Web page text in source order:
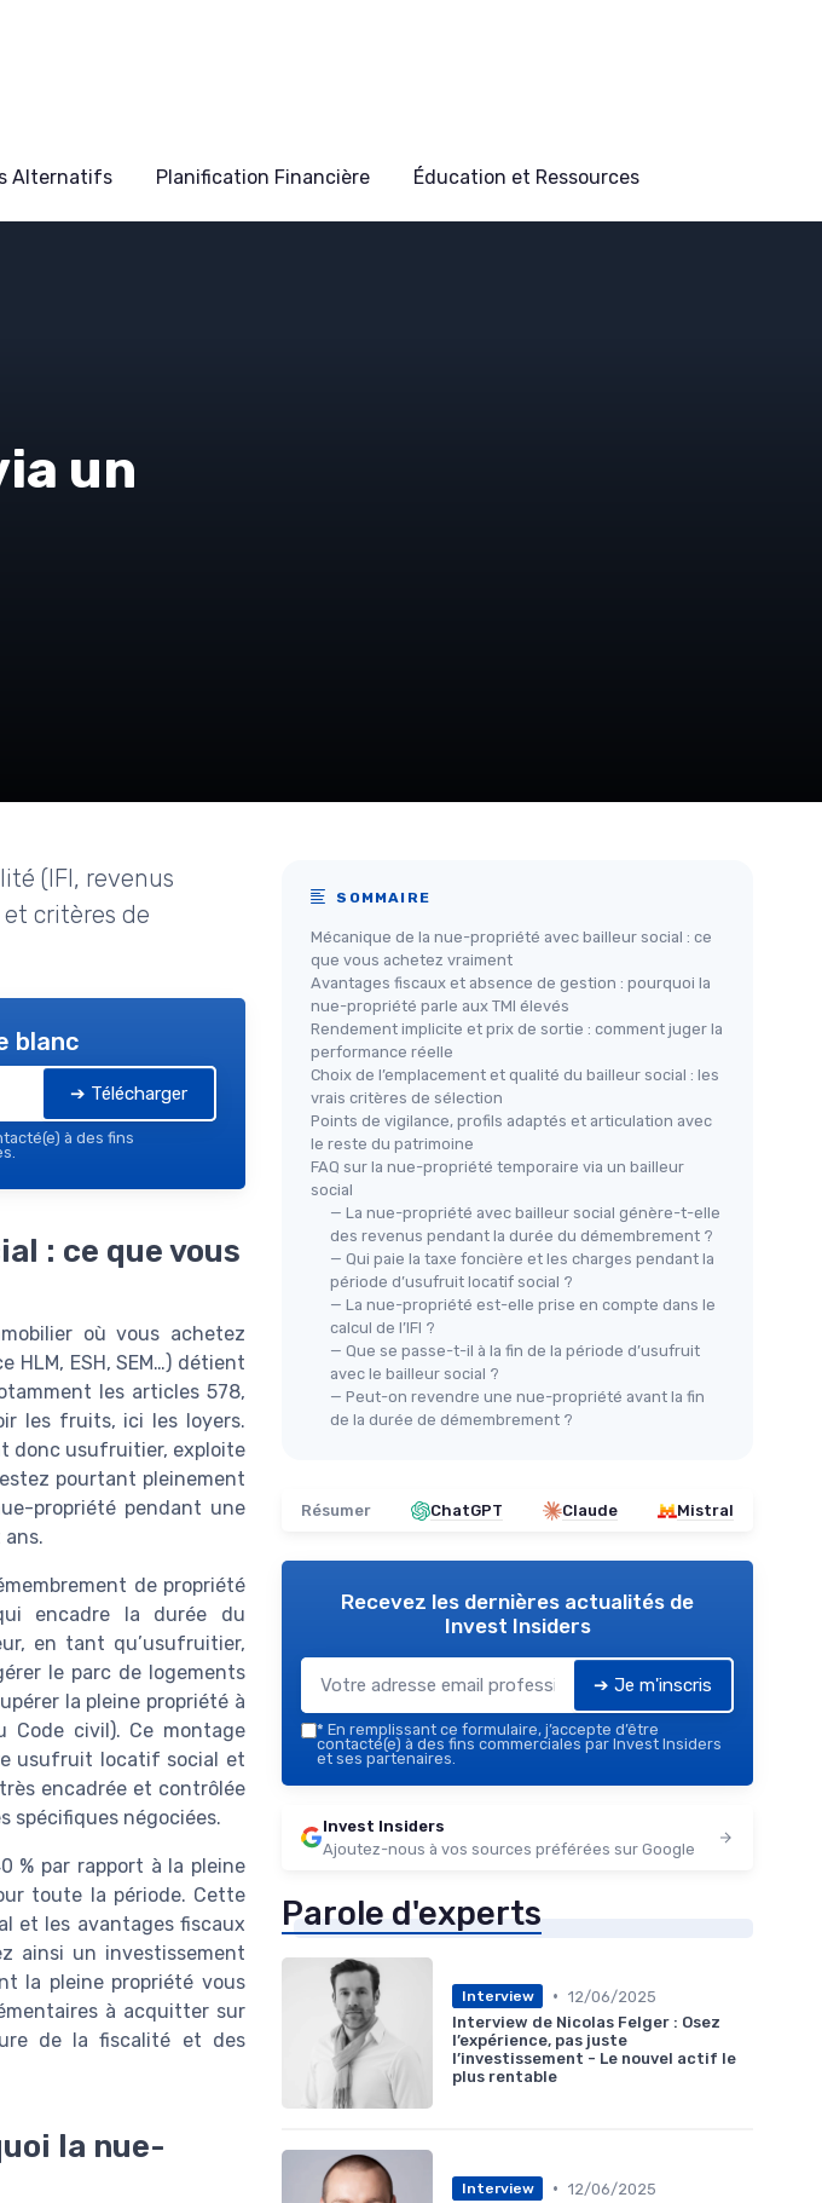
Alternatifs Planification Financière Éducation et Ressources
un
(IFI, revenus
critères de
blanc
➔ Télécharger
à des fins
: ce que vous
où vous achetez
HLM, ESH, SEM…) détient
les articles 578,
les fruits, ici les loyers.
donc usufruitier, exploite
pourtant pleinement
propriété pendant une
de propriété
encadre la durée du
en tant qu’usufruitier,
le parc de logements
la pleine propriété à
Code civil). Ce montage
usufruit locatif social et
encadrée et contrôlée
spécifiques négociées.
% par rapport à la pleine
toute la période. Cette
et les avantages fiscaux
ainsi un investissement
la pleine propriété vous
à acquitter sur
de la fiscalité et des
la nue-
SOMMAIRE
Mécanique de la nue-propriété avec bailleur social : ce
que vous achetez vraiment
Avantages fiscaux et absence de gestion : pourquoi la
nue-propriété parle aux TMI élevés
Rendement implicite et prix de sortie : comment juger la
performance réelle
Choix de l’emplacement et qualité du bailleur social : les
vrais critères de sélection
Points de vigilance, profils adaptés et articulation avec
le reste du patrimoine
FAQ sur la nue-propriété temporaire via un bailleur
social
— La nue-propriété avec bailleur social génère-t-elle
des revenus pendant la durée du démembrement ?
— Qui paie la taxe foncière et les charges pendant la
période d’usufruit locatif social ?
— La nue-propriété est-elle prise en compte dans le
calcul de l’IFI ?
— Que se passe-t-il à la fin de la période d’usufruit
avec le bailleur social ?
— Peut-on revendre une nue-propriété avant la fin
de la durée de démembrement ?
Résumer ChatGPT Claude Mistral
Recevez les dernières actualités de
Invest Insiders
➔ Je m'inscris
* En remplissant ce formulaire, j’accepte d’être
contacté(e) à des fins commerciales par Invest Insiders
et ses partenaires.
Invest Insiders
Ajoutez-nous à vos sources préférées sur Google
Parole d'experts
Interview • 12/06/2025
Interview de Nicolas Felger : Osez
l’expérience, pas juste
l’investissement - Le nouvel actif le
plus rentable
Interview • 12/06/2025